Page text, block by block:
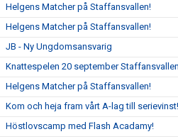
Helgens Matcher på Staffansvallen!
Helgens Matcher på Staffansvallen!
JB - Ny Ungdomsansvarig
Knattespelen 20 september Staffansvallen
Helgens Matcher på Staffansvallen!
Kom och heja fram vårt A-lag till serievinst!
Höstlovscamp med Flash Acadamy!